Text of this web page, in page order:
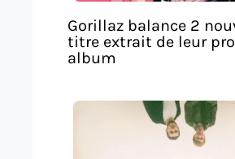
Gorillaz balance 2
titre extrait de leur
album